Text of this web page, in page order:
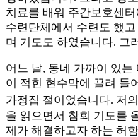
치료를 배워 주간보호센
수련단체에서 수련도 했
며 기도도 하였습니다. 그
어느 날, 동네 가까이 있
이 적힌 현수막에 끌려 들
가정집 절이었습니다. 저
을 읽으면서 참회 기도를
제가 해결하고자 하는 허